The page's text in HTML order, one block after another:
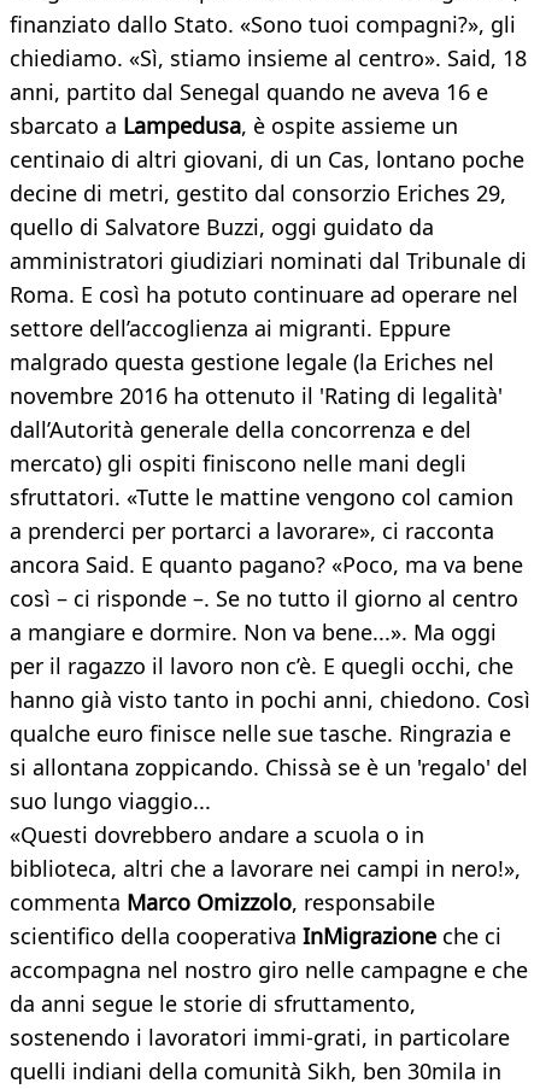
finanziato dallo Stato. «Sono tuoi compagni?», gli
chiediamo. «Sì, stiamo insieme al centro». Said, 18
anni, partito dal Senegal quando ne aveva 16 e
sbarcato a Lampedusa, è ospite assieme un
centinaio di altri giovani, di un Cas, lontano poche
decine di metri, gestito dal consorzio Eriches 29,
quello di Salvatore Buzzi, oggi guidato da
amministratori giudiziari nominati dal Tribunale di
Roma. E così ha potuto continuare ad operare nel
settore dell’accoglienza ai migranti. Eppure
malgrado questa gestione legale (la Eriches nel
novembre 2016 ha ottenuto il 'Rating di legalità'
dall’Autorità generale della concorrenza e del
mercato) gli ospiti finiscono nelle mani degli
sfruttatori. «Tutte le mattine vengono col camion
a prenderci per portarci a lavorare», ci racconta
ancora Said. E quanto pagano? «Poco, ma va bene
così – ci risponde –. Se no tutto il giorno al centro
a mangiare e dormire. Non va bene...». Ma oggi
per il ragazzo il lavoro non c’è. E quegli occhi, che
hanno già visto tanto in pochi anni, chiedono. Così
qualche euro finisce nelle sue tasche. Ringrazia e
si allontana zoppicando. Chissà se è un 'regalo' del
suo lungo viaggio...
«Questi dovrebbero andare a scuola o in
biblioteca, altri che a lavorare nei campi in nero!»,
commenta Marco Omizzolo, responsabile
scientifico della cooperativa InMigrazione che ci
accompagna nel nostro giro nelle campagne e che
da anni segue le storie di sfruttamento,
sostenendo i lavoratori immi-grati, in particolare
quelli indiani della comunità Sikh, ben 30mila in